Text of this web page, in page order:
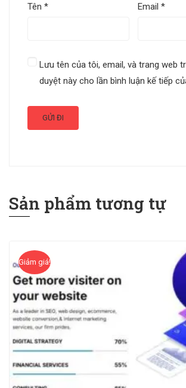
Tên * Email*
Lưu tên của tôi, email, và trang web
duyệt này cho lần bình luận kế tiếp
Sản phẩm tương tự
Giảm giá!